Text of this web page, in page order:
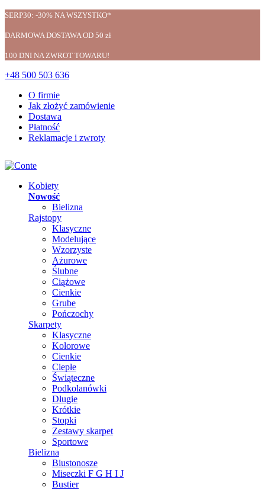
SERP30: -30% NA WSZYSTKO*
DARMOWA DOSTAWA OD 50 zł
100 DNI NA ZWROT TOWARU!
+48 500 503 636
O firmie
Jak złożyć zamówienie
Dostawa
Płatność
Reklamacje i zwroty
Kobiety
Nowość
Bielizna
Rajstopy
Klasyczne
Modelujące
Wzorzyste
Ażurowe
Ślubne
Ciążowe
Cienkie
Grube
Pończochy
Skarpety
Klasyczne
Kolorowe
Cienkie
Ciepłe
Świąteczne
Podkolanówki
Długie
Krótkie
Stopki
Zestawy skarpet
Sportowe
Bielizna
Biustonosze
Miseczki F G H I J
Bustier